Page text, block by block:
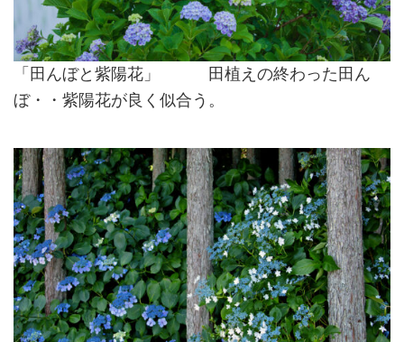
「田んぼと紫陽花」 田植えの終わった田ん
ぼ・・紫陽花が良く似合う。